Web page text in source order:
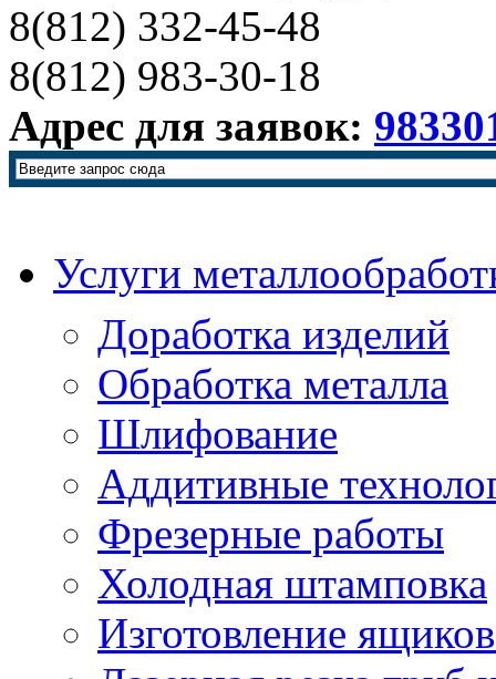
8(812) 332-45-48
8(812) 983-30-18
Адрес для заявок:
Услуги
Доработка изделий
Обработка металла
Шлифование
Аддитивные
Фрезерные работы
Холодная штамповка
Изготовление